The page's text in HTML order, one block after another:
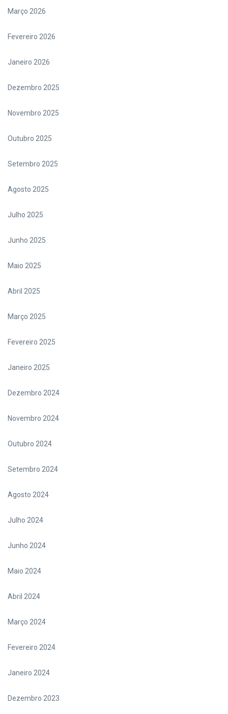
Março 2026
Fevereiro 2026
Janeiro 2026
Dezembro 2025
Novembro 2025
Outubro 2025
Setembro 2025
Agosto 2025
Julho 2025
Junho 2025
Maio 2025
Abril 2025
Março 2025
Fevereiro 2025
Janeiro 2025
Dezembro 2024
Novembro 2024
Outubro 2024
Setembro 2024
Agosto 2024
Julho 2024
Junho 2024
Maio 2024
Abril 2024
Março 2024
Fevereiro 2024
Janeiro 2024
Dezembro 2023